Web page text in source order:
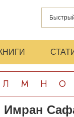
Л М Н О
Имран